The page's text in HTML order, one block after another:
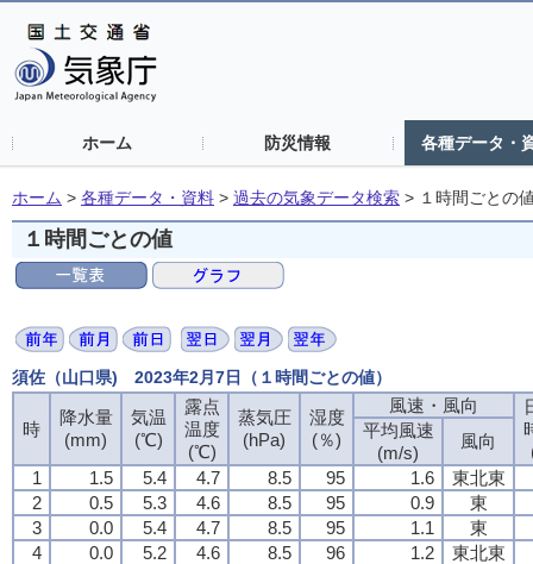
ホーム 防災情報 各種データ・
ホーム > 各種データ・資料 > 過去の気象データ検索 > １時間ごとの
１時間ごとの値
須佐（山口県) 2023年2月7日（１時間ごとの値）
時
降水量
(mm)
気温
(℃)
露点
温度
(℃)
蒸気圧
(hPa)
湿度
(％)
風速・風向
平均風速
(m/s)
風向
1
1.5 5.4 4.7 8.5 95 1.6
東北東
2
0.5 5.3 4.6 8.5 95 0.9
東
3
0.0 5.4 4.7 8.5 95 1.1
東
4
0.0 5.2 4.6 8.5 96 1.2
東北東